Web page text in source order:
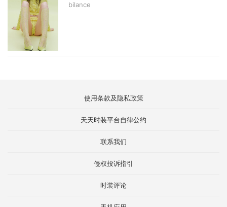
bilance
使用条款及隐私政策
天天时装平台自律公约
联系我们
侵权投诉指引
时装评论